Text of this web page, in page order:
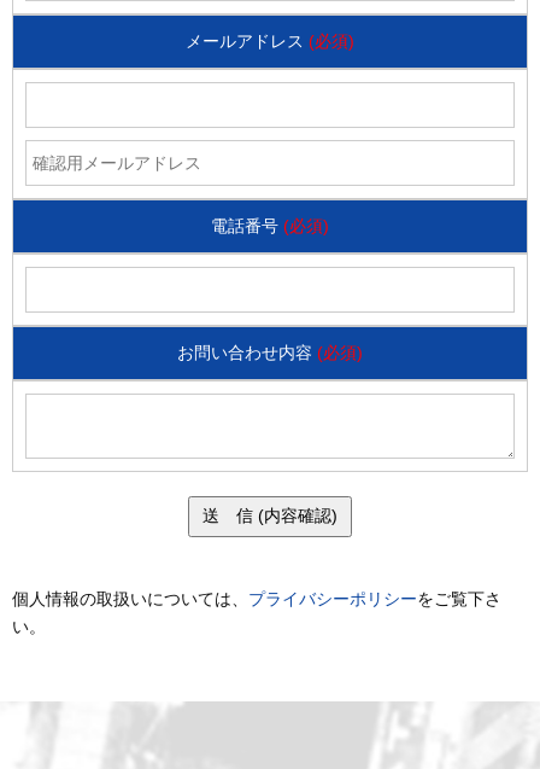
メールアドレス (必須)
電話番号 (必須)
お問い合わせ内容 (必須)
個人情報の取扱いについては、 プライバシーポリシーをご覧下さ
い。